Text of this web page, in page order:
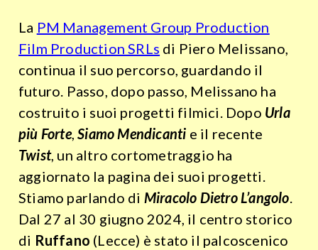
La PM Management Group Production
Film Production SRLs di Piero Melissano,
continua il suo percorso, guardando il
futuro. Passo, dopo passo, Melissano ha
costruito i suoi progetti filmici. Dopo Urla
più Forte,Siamo Mendicanti e il recente
Twist, un altro cortometraggio ha
aggiornato la pagina dei suoi progetti.
Stiamo parlando di Miracolo Dietro L’angolo.
Dal 27 al 30 giugno 2024, il centro storico
di Ruffano (Lecce) è stato il palcoscenico